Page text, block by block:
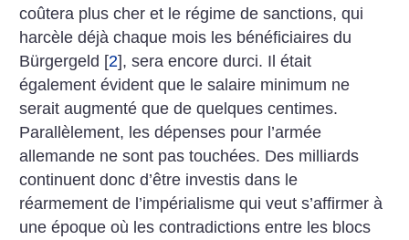
coûtera plus cher et le régime de sanctions, qui
harcèle déjà chaque mois les bénéficiaires du
Bürgergeld [2], sera encore durci. Il était
également évident que le salaire minimum ne
serait augmenté que de quelques centimes.
Parallèlement, les dépenses pour l’armée
allemande ne sont pas touchées. Des milliards
continuent donc d’être investis dans le
réarmement de l’impérialisme qui veut s’affirmer à
une époque où les contradictions entre les blocs